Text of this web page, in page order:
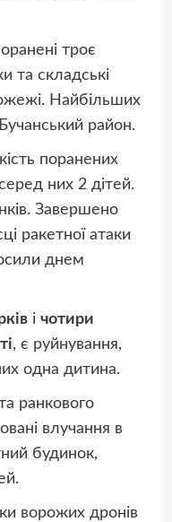
троє
та складські
Найбільших
район.
поранених
них 2 дітей.
Завершено
ракетної атаки
днем
і чотири
, є руйнування,
одна дитина.
ранкового
влучання в
будинок,
ворожих дронів